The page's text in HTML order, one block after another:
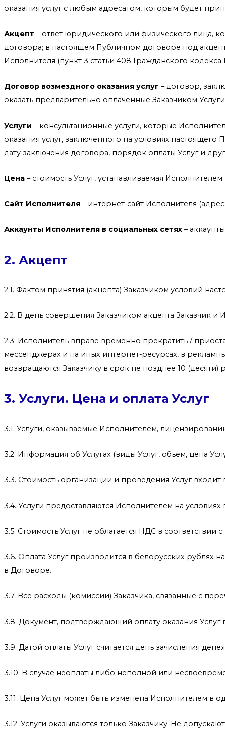
оказания услуг с любым адресатом, которым будет
Акцепт – ответ юридического или физического лица,
договора; в настоящем Публичном договоре под
Исполнителя (пункт 3 статьи 408 Гражданского
Договор возмездного оказания услуг – договор,
оказать предварительно оплаченные Заказчиком
Услуги – консультационные услуги, которые
оказания услуг, заключенного на условиях
дату заключения договора, порядок оплаты Услуг и
Цена – стоимость Услуг, устанавливаемая
Сайт Исполнителя – интернет-сайт Исполнителя
Аккаунты Исполнителя в социальных сетях –
2. Акцепт
2.1. Фактом принятия (акцепта) Заказчиком условий
2.2. В день совершения Заказчиком акцепта Заказчик
2.3. Исполнитель вправе временно прекратить /
мессенджерах и на иных интернет-ресурсах, в
возвращаются Заказчику в срок не позднее 10
3. Услуги. Цена и оплата Услуг
3.1. Услуги, оказываемые Исполнителем,
3.2. Информация об Услугах (виды Услуг, объем, цена
3.3. Стоимость организации и проведения Услуг
3.4. Услуги предоставляются Исполнителем на
3.5. Стоимость Услуг не облагается НДС в
3.6. Оплата Услуг производится в белорусских рублях
в Договоре.
3.7. Все расходы (комиссии) Заказчика, связанные с
3.8. Документ, подтверждающий оплату оказания
3.9. Датой оплаты Услуг считается день зачисления
3.10. В случае неоплаты либо неполной или
3.11. Цена Услуг может быть изменена Исполнителем в
3.12. Услуги оказываются только Заказчику. Не